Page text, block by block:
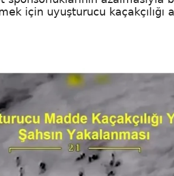
için uyuşturucu kaçakçılığı